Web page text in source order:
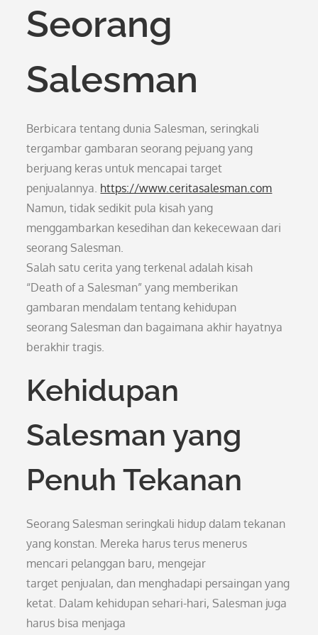
Seorang
Salesman
Berbicara tentang dunia Salesman, seringkali
tergambar gambaran seorang pejuang yang
berjuang keras untuk mencapai target
penjualannya. https://www.ceritasalesman.com
Namun, tidak sedikit pula kisah yang
menggambarkan kesedihan dan kekecewaan dari
seorang Salesman.
Salah satu cerita yang terkenal adalah kisah
“Death of a Salesman” yang memberikan
gambaran mendalam tentang kehidupan
seorang Salesman dan bagaimana akhir hayatnya
berakhir tragis.
Kehidupan
Salesman yang
Penuh Tekanan
Seorang Salesman seringkali hidup dalam tekanan
yang konstan. Mereka harus terus menerus
mencari pelanggan baru, mengejar
target penjualan, dan menghadapi persaingan yang
ketat. Dalam kehidupan sehari-hari, Salesman juga
harus bisa menjaga